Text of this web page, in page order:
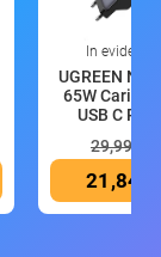
In evidenza
UGREEN
65W
USB C
29,99 €
21,84 €